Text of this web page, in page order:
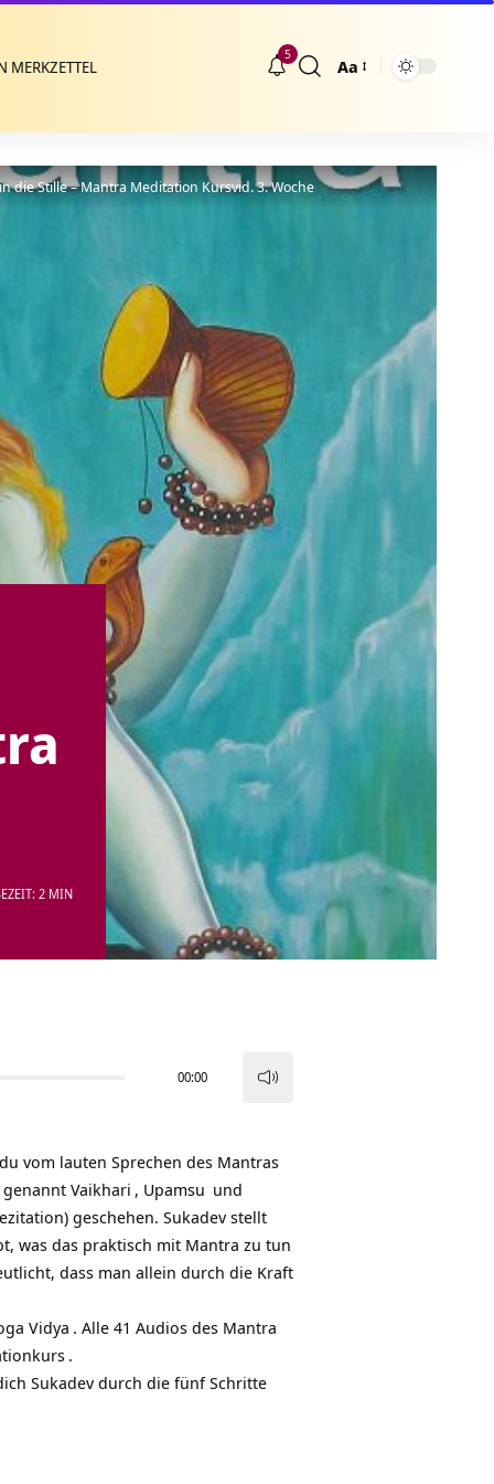
MERKZETTEL
5
Größenänderung
Aa
die Stille – Mantra Meditation Kursvid. 3. Woche
2 MIN
00:00
regeln.
vom lauten Sprechen des Mantras
Vaikhari , Upamsu und
geschehen. Sukadev stellt
was das praktisch mit Mantra zu tun
dass man allein durch die Kraft
Vidya . Alle 41 Audios des Mantra
.
Sukadev durch die fünf Schritte